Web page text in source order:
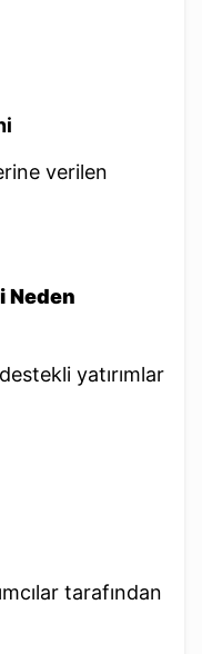
verilen
Neden
yatırımlar
tarafından